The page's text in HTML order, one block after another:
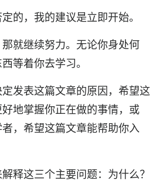
的，我的建议是立即开始。
就继续努力。无论你身处何
等着你去学习。
发表这篇文章的原因，希望这
地掌握你正在做的事情，或
，希望这篇文章能帮助你入
释这三个主要问题：为什么？